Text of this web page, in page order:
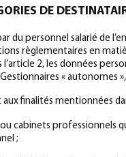
DE
du personnel salarié de
règlementaires en
l’article 2, les données
« autonomes
finalités mentionnées
cabinets
;